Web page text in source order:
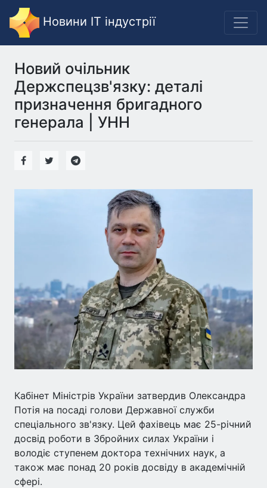
Новини IT індустрії
Новий очільник
Держспецзв'язку: деталі
призначення бригадного
генерала | УНН
Кабінет Міністрів України затвердив Олександра
Потія на посаді голови Державної служби
спеціального зв'язку. Цей фахівець має 25-річний
досвід роботи в Збройних силах України і
володіє ступенем доктора технічних наук, а
також має понад 20 років досвіду в академічній
сфері.